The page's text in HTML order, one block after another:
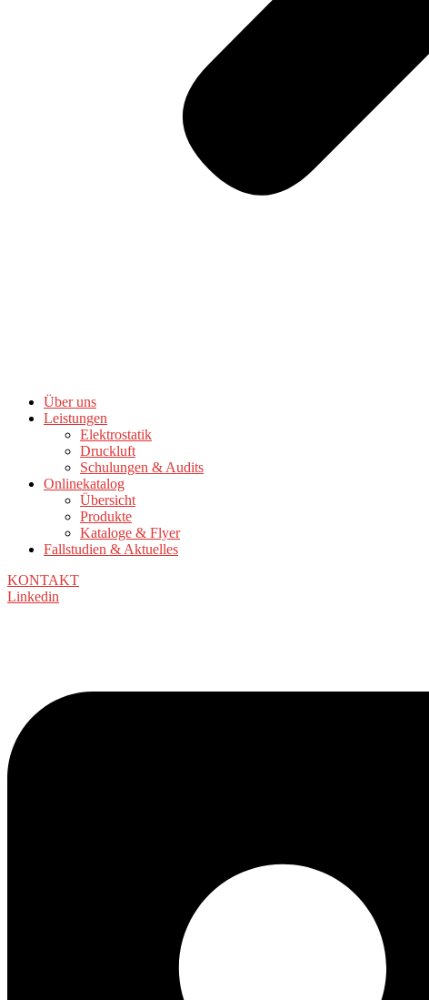
Über uns
Leistungen
Elektrostatik
Druckluft
Schulungen & Audits
Onlinekatalog
Übersicht
Produkte
Kataloge & Flyer
Fallstudien & Aktuelles
KONTAKT
Linkedin